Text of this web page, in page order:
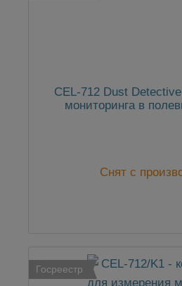
CEL-712 Dust
мониторинга в
Снят с
Госреестр